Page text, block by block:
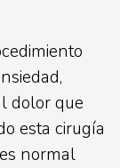
dolor que
esta cirugía
normal